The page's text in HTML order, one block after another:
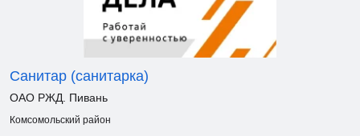
Санитар (санитарка)
ОАО РЖД. Пивань
Комсомольский район